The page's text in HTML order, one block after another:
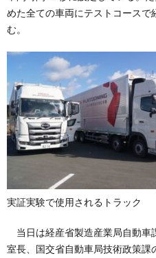
めた全ての車両にテストコース
む。
実証実験で使用されるトラック
当日は経産省製造産業局自動車
室長、国交省自動車局技術政策